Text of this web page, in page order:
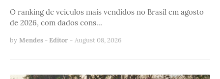
O ranking de veículos mais vendidos no Brasil em agosto
de 2026, com dados cons…
by Mendes - Editor - August 08, 2026